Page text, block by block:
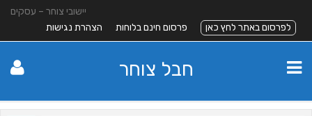
יישובי צוחר – עסקים
לפרסום באתר לחץ כאן
פרסום חינם בלוחות הצהרת נגישות
חבל צוחר